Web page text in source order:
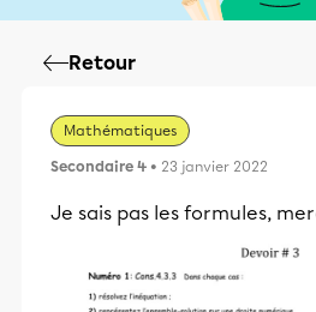
Retour
Mathématiques
Secondaire 4 • 23 janvier 2022
Je sais pas les formules,